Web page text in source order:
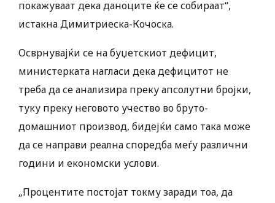
покажуваат дека даноците ќе се собираат“,
истакна Димитриеска-Кочоска.
Осврнувајќи се на буџетскиот дефицит,
министерката нагласи дека дефицитот не
треба да се анализира преку апсолутни бројки,
туку преку неговото учество во бруто-
домашниот производ, бидејќи само така може
да се направи реална споредба меѓу различни
години и економски услови.
„Процентите постојат токму заради тоа, да